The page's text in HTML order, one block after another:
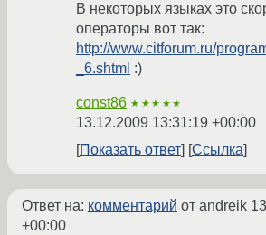
В некоторых языках это
операторы вот так:
http://www.citforum.ru/
_6.shtml :)
const86 ★★★★★
13.12.2009 13:31:19 +00:00
Показать ответ
Ссылка
Ответ на: комментарий от andreik
+00:00